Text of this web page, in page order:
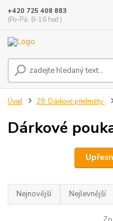
+420 725 408 883
(Po-Pá, 8-16 hod.)
Úvod 29. Dárkové předměty
Dárkové
Nejnovější Nejlevnější